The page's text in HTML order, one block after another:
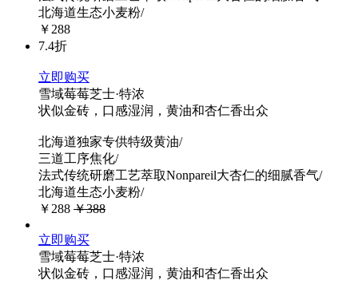
北海道生态小麦粉/
￥288
7.4折
立即购买
雪域莓莓芝士·特浓
状似金砖，口感湿润，黄油和杏仁香出众
北海道独家专供特级黄油/
三道工序焦化/
法式传统研磨工艺萃取Nonpareil大杏仁的细腻香气/
北海道生态小麦粉/
￥288 ￥388
立即购买
雪域莓莓芝士·特浓
状似金砖，口感湿润，黄油和杏仁香出众